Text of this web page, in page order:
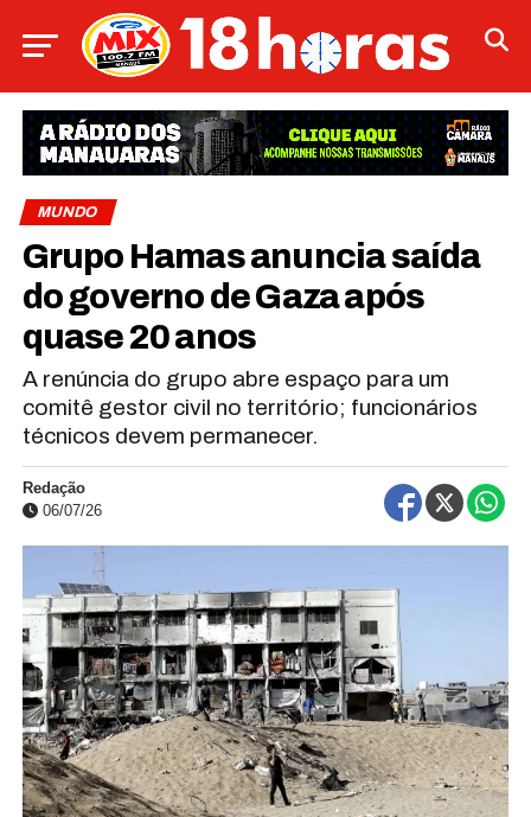
MUNDO
Grupo Hamas anuncia saída
do governo de Gaza após
quase 20 anos
A renúncia do grupo abre espaço para um
comitê gestor civil no território; funcionários
técnicos devem permanecer.
Redação
06/07/26